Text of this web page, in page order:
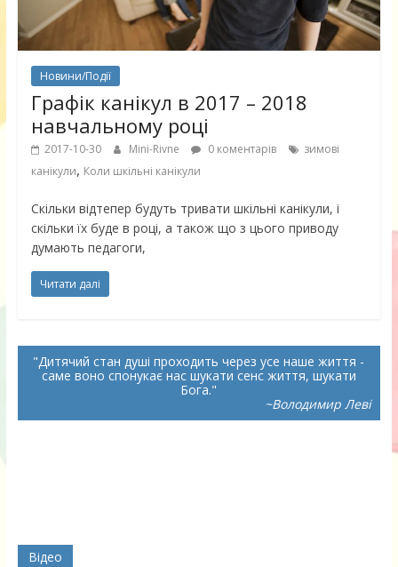
Новини/Події
Графік канікул в 2017 – 2018
навчальному році
2017-10-30 Mini-Rivne 0 коментарів
зимові
канікули, Коли шкільні канікули
Скільки відтепер будуть тривати шкільні канікули, і
скільки їх буде в році, а також що з цього приводу
думають педагоги,
Читати далі
Дитячий стан душі проходить через усе наше життя -
саме воно спонукає нас шукати сенс життя, шукати
Бога.
~Володимир Леві
Відео